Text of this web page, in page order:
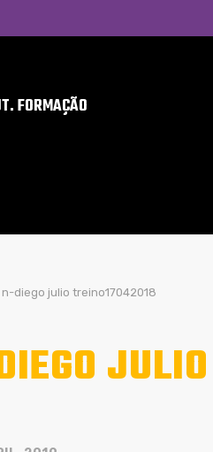
FORMAÇÃO
n-diego julio treino17042018